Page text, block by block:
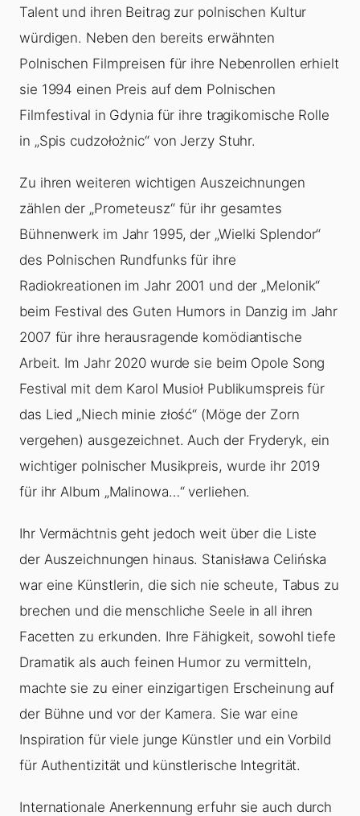
Talent und ihren Beitrag zur polnischen Kultur
würdigen. Neben den bereits erwähnten
Polnischen Filmpreisen für ihre Nebenrollen erhielt
sie 1994 einen Preis auf dem Polnischen
Filmfestival in Gdynia für ihre tragikomische Rolle
in „Spis cudzołożnic“ von Jerzy Stuhr.
Zu ihren weiteren wichtigen Auszeichnungen
zählen der „Prometeusz“ für ihr gesamtes
Bühnenwerk im Jahr 1995, der „Wielki Splendor“
des Polnischen Rundfunks für ihre
Radiokreationen im Jahr 2001 und der „Melonik“
beim Festival des Guten Humors in Danzig im Jahr
2007 für ihre herausragende komödiantische
Arbeit. Im Jahr 2020 wurde sie beim Opole Song
Festival mit dem Karol Musioł Publikumspreis für
das Lied „Niech minie złość“ (Möge der Zorn
vergehen) ausgezeichnet. Auch der Fryderyk, ein
wichtiger polnischer Musikpreis, wurde ihr 2019
für ihr Album „Malinowa…“ verliehen.
Ihr Vermächtnis geht jedoch weit über die Liste
der Auszeichnungen hinaus. Stanisława Celińska
war eine Künstlerin, die sich nie scheute, Tabus zu
brechen und die menschliche Seele in all ihren
Facetten zu erkunden. Ihre Fähigkeit, sowohl tiefe
Dramatik als auch feinen Humor zu vermitteln,
machte sie zu einer einzigartigen Erscheinung auf
der Bühne und vor der Kamera. Sie war eine
Inspiration für viele junge Künstler und ein Vorbild
für Authentizität und künstlerische Integrität.
Internationale Anerkennung erfuhr sie auch durch